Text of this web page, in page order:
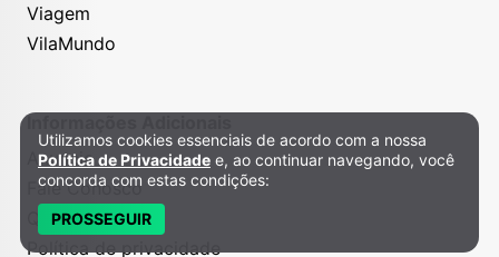
Viagem
VilaMundo
Informações Adicionais
Anuncie
Fale Conosco
Quem somos
Política de privacidade
Política de Privacidade e Cookies
Utilizamos cookies essenciais de acordo com a nossa
Política de Privacidade e, ao continuar navegando, você
concorda com estas condições:
PROSSEGUIR